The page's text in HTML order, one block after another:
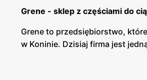
Grene - sklep z częściami do
Grene to przedsiębiorstwo,
w Koninie. Dzisiaj firma jest